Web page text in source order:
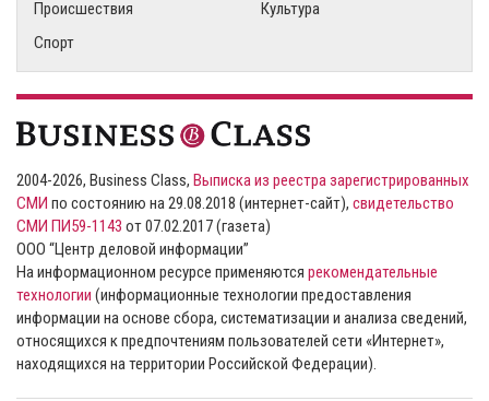
Происшествия
Культура
Спорт
2004-2026, Business Class, Выписка из реестра зарегистрированных
СМИ по состоянию на 29.08.2018 (интернет-сайт), свидетельство
СМИ ПИ59-1143 от 07.02.2017 (газета)
ООО “Центр деловой информации”
На информационном ресурсе применяются рекомендательные
технологии (информационные технологии предоставления
информации на основе сбора, систематизации и анализа сведений,
относящихся к предпочтениям пользователей сети «Интернет»,
находящихся на территории Российской Федерации).